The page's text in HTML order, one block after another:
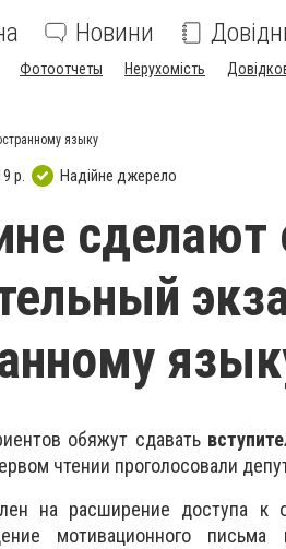
Новини
Фотоотчеты Нерухомість
языку
р. Надійне джерело
обяжут сдавать
чтении проголосовали
на расширение доступа к
мотивационного